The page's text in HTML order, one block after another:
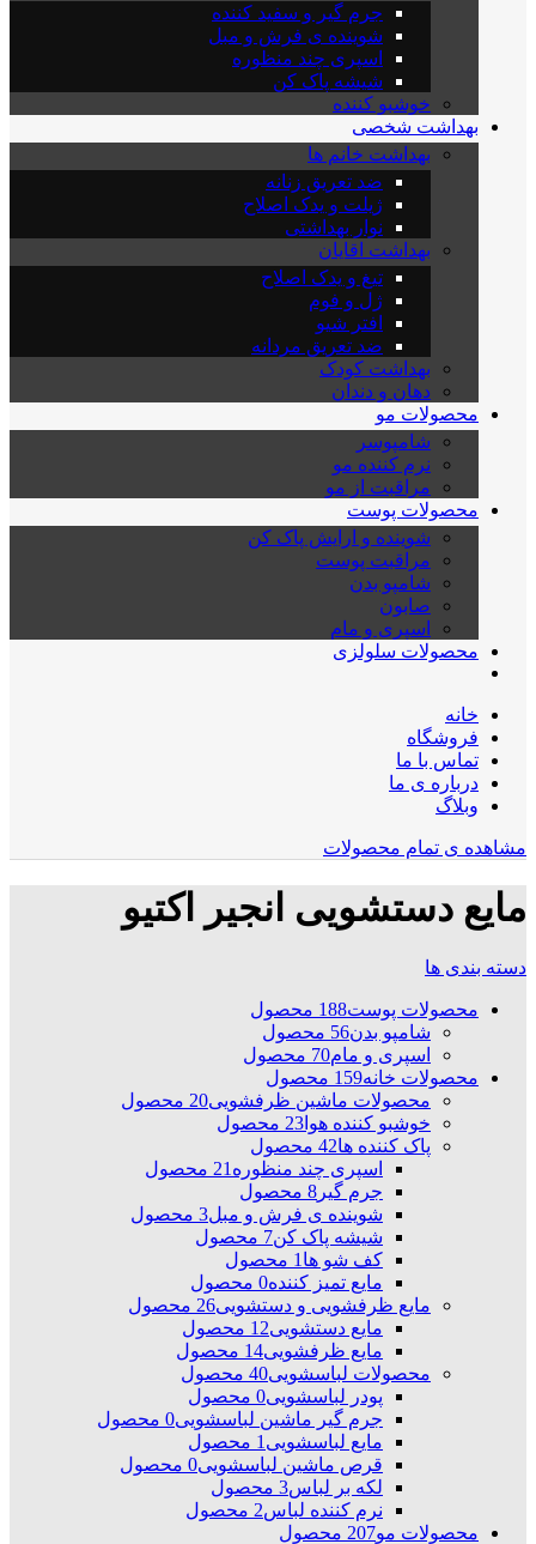
جرم گیر و سفید کننده
شوینده ی فرش و مبل
اسپری چند منظوره
شیشه پاک کن
خوشبو کننده
بهداشت شخصی
بهداشت خانم ها
ضد تعریق زنانه
ژیلت و یدک اصلاح
نوار بهداشتی
بهداشت اقایان
تیغ و یدک اصلاح
ژل و فوم
افتر شیو
ضد تعریق مردانه
بهداشت کودک
دهان و دندان
محصولات مو
شامپوسر
نرم کننده مو
مراقبت از مو
محصولات پوست
شوینده و ارایش پاک کن
مراقبت پوست
شامپو بدن
صابون
اسپری و مام
محصولات سلولزی
خانه
فروشگاه
تماس با ما
درباره ی ما
وبلاگ
مشاهده ی تمام محصولات
مایع دستشویی انجیر اکتیو
دسته بندی ها
محصولات پوست188 محصول
شامپو بدن56 محصول
اسپری و مام70 محصول
محصولات خانه159 محصول
محصولات ماشین ظرفشویی20 محصول
خوشبو کننده هوا 23 محصول
پاک کننده ها42 محصول
اسپری چند منظوره21 محصول
جرم گیر 8 محصول
شوینده ی فرش و مبل3 محصول
شیشه پاک کن7 محصول
کف شو ها1 محصول
مایع تمیز کننده0 محصول
مایع ظرفشویی و دستشویی26 محصول
مایع دستشویی12 محصول
مایع ظرفشویی14 محصول
محصولات لباسشویی40 محصول
پودر لباسشویی0 محصول
جرم گیر ماشین لباسشویی0 محصول
مایع لباسشویی1 محصول
قرص ماشین لباسشویی0 محصول
لکه بر لباس3 محصول
نرم کننده لباس2 محصول
محصولات مو207 محصول